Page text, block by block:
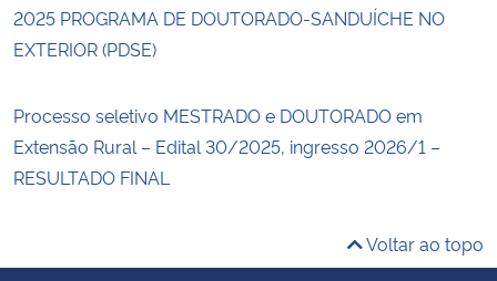
2025 PROGRAMA DE DOUTORADO-SANDUÍCHE NO
EXTERIOR (PDSE)
Processo seletivo MESTRADO e DOUTORADO em
Extensão Rural – Edital 30/2025, ingresso 2026/1 –
RESULTADO FINAL
Voltar ao topo